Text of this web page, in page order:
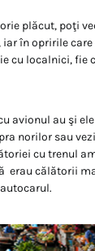
plăcut, poţi
în opririle
cu localnici, fie
avionul au şi
norilor sau
cu trenul
erau călătorii